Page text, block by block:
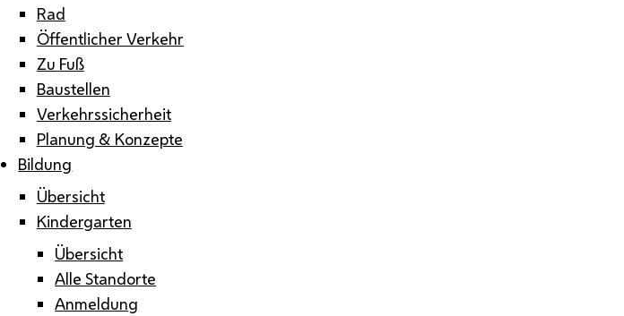
Rad
Öffentlicher Verkehr
Zu Fuß
Baustellen
Verkehrssicherheit
Planung & Konzepte
Bildung
Übersicht
Kindergarten
Übersicht
Alle Standorte
Anmeldung